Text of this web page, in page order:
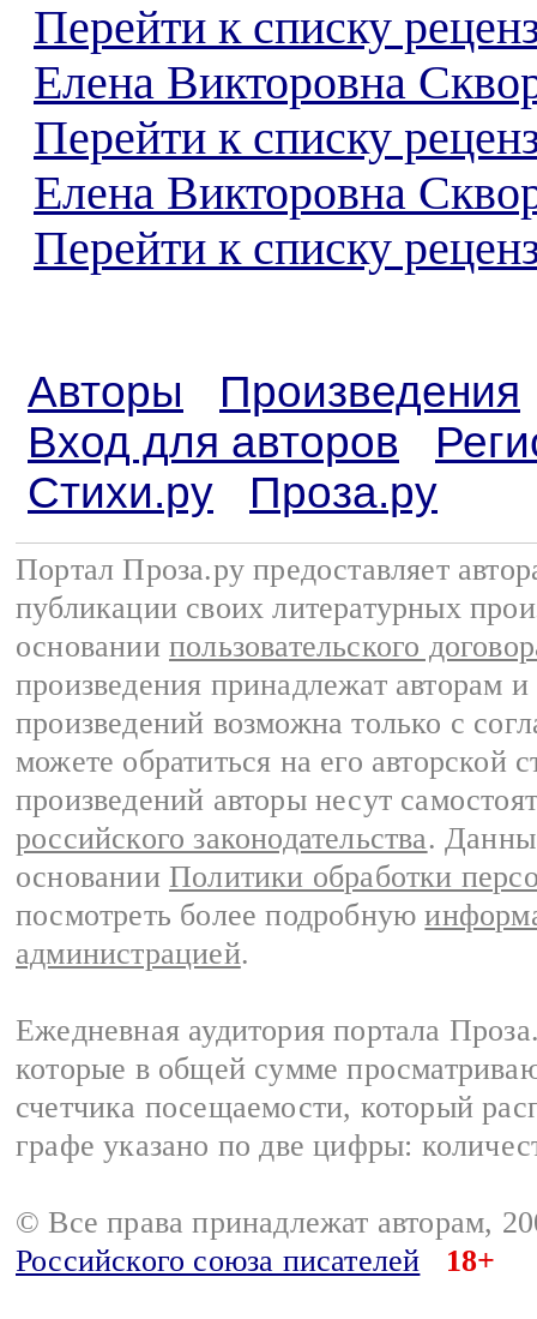
Перейти к списку
Елена Викторовна
Перейти к списку
Елена Викторовна
Перейти к списку
Авторы
Произведения
Вход для авторов
Стихи.ру
Проза.ру
Портал Проза.ру предоставляет
публикации своих литературных
основании пользовательского
произведения принадлежат авторам
произведений возможна только с
можете обратиться на его авторской
произведений авторы несут
российского законодательства.
основании Политики обработки
посмотреть более подробную
администрацией.
Ежедневная аудитория портала
которые в общей сумме
счетчика посещаемости, который
графе указано по две цифры:
© Все права принадлежат авторам,
Российского союза писателей
18+